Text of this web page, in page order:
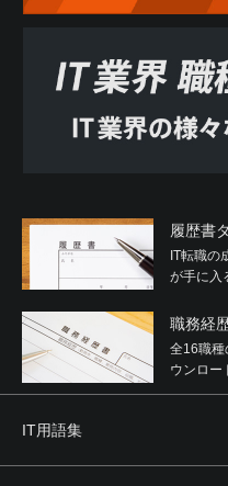
履歴書
IT転職の
が手に入
職務経
全16職種
ウンロー
IT用語集